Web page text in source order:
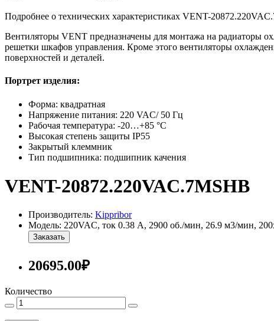
Подробнее о технических характеристиках VENT-
Вентиляторы VENT предназначены для монтажа на радиаторы
решетки шкафов управления. Кроме этого вентиляторы
поверхностей и деталей.
Портрет изделия:
Форма: квадратная
Напряжение питания: 220 VAC/ 50 Гц
Рабочая температура: -20…+85 °С
Высокая степень защиты IP55
Закрытый клеммник
Тип подшипника: подшипник качения
VENT-20872.220VAC.7MSHB
Производитель: Kippribor
Модель: 220VAC, ток 0.38 А, 2900 об./мин, 26.9 м3/мин,
Заказать
20695.00₽
Количество